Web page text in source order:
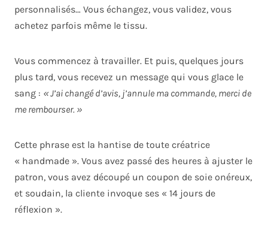
personnalisés… Vous échangez, vous validez, vous
achetez parfois même le tissu.
Vous commencez à travailler. Et puis, quelques jours
plus tard, vous recevez un message qui vous glace le
sang : « J’ai changé d’avis, j’annule ma commande, merci de
me rembourser. »
Cette phrase est la hantise de toute créatrice
« handmade ». Vous avez passé des heures à ajuster le
patron, vous avez découpé un coupon de soie onéreux,
et soudain, la cliente invoque ses « 14 jours de
réflexion ».